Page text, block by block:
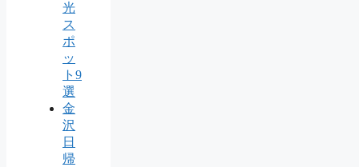
光
ス
ポ
ッ
ト9
選
金
沢
日
帰